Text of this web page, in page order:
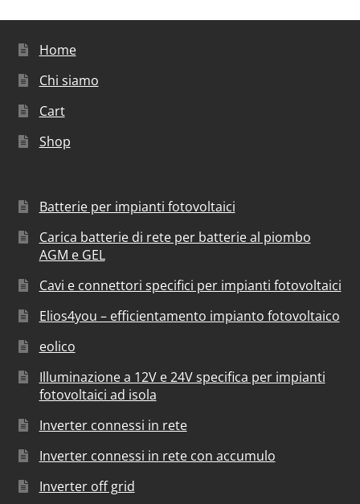
Home
Chi siamo
Cart
Shop
Batterie per impianti fotovoltaici
Carica batterie di rete per batterie al piombo
AGM e GEL
Cavi e connettori specifici per impianti fotovoltaici
Elios4you – efficientamento impianto fotovoltaico
eolico
Illuminazione a 12V e 24V specifica per impianti
fotovoltaici ad isola
Inverter connessi in rete
Inverter connessi in rete con accumulo
Inverter off grid